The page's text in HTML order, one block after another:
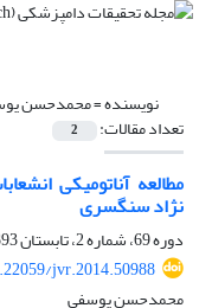
نویسنده =محمدحسن
تعداد مقالات: 2
مطالعه آناتومیکی
نژاد سنگسری
دوره 69، شماره 2، تابستان 1393، صفحه
jvr.2014.50988
محمدحسن یوسفی